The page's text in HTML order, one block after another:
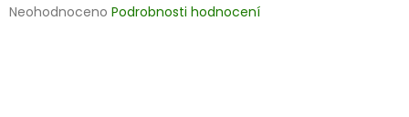
Průměrné
Neohodnoceno Podrobnosti hodnocení